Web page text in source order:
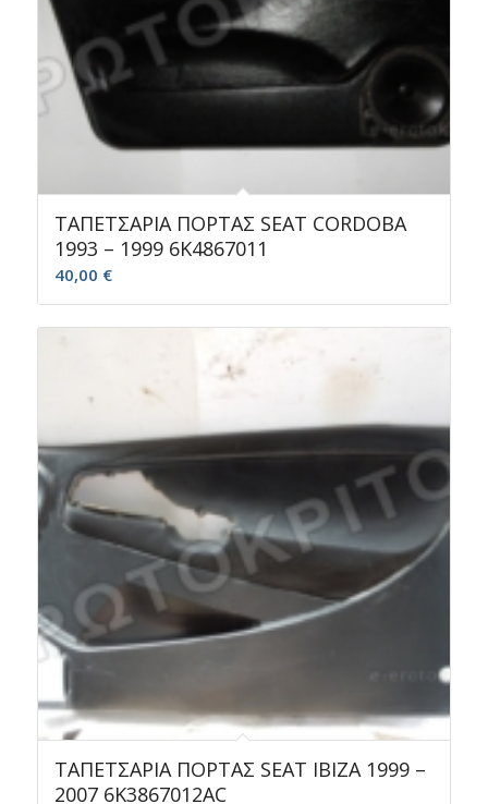
ΤΑΠΕΤΣΑΡΙΑ ΠΟΡΤΑΣ SEAT CORDOBA
1993 – 1999 6Κ4867011
40,00 €
ΤΑΠΕΤΣΑΡΙΑ ΠΟΡΤΑΣ SEAT IBIZA 1999 –
2007 6K3867012AC